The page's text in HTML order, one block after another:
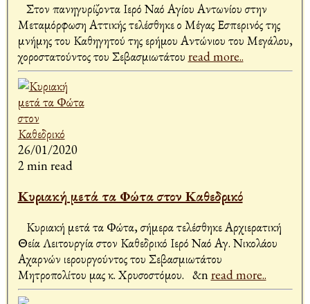
Στον πανηγυρίζοντα Ιερό Ναό Αγίου Αντωνίου στην
Μεταμόρφωση Αττικής τελέσθηκε ο Μέγας Εσπερινός της
μνήμης του Καθηγητού της ερήμου Αντώνιου του Μεγάλου,
χοροστατούντος του Σεβασμιωτάτου read more..
26/01/2020
2 min read
Κυριακή μετά τα Φώτα στον Καθεδρικό
Κυριακή μετά τα Φώτα, σήμερα τελέσθηκε Αρχιερατική
Θεία Λειτουργία στον Καθεδρικό Ιερό Ναό Αγ. Νικολάου
Αχαρνών ιερουργούντος του Σεβασμιωτάτου
Μητροπολίτου μας κ. Χρυσοστόμου. &nread more..